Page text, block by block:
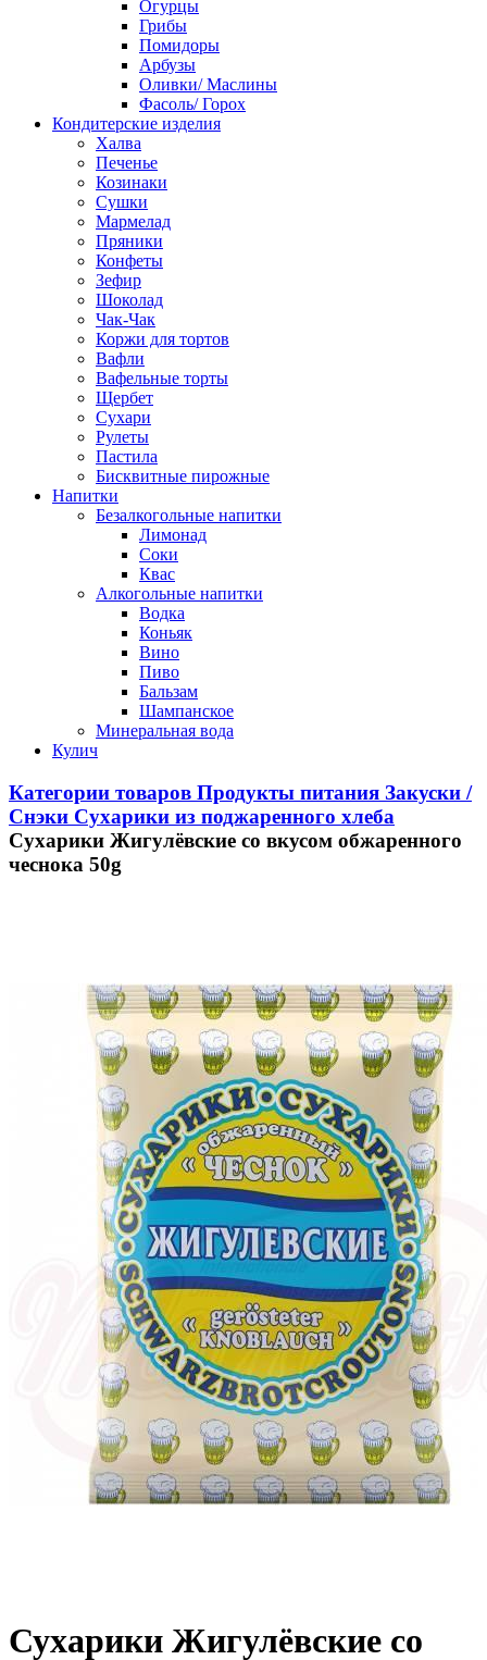
Огурцы
Грибы
Помидоры
Арбузы
Оливки/ Маслины
Фасоль/ Горох
Кондитерские изделия
Халва
Печенье
Козинаки
Сушки
Мармелад
Пряники
Конфеты
Зефир
Шоколад
Чак-Чак
Коржи для тортов
Вафли
Вафельные торты
Щербет
Сухари
Рулеты
Пастила
Бисквитные пирожные
Напитки
Безалкогольные напитки
Лимонад
Соки
Квас
Алкогольные напитки
Водка
Коньяк
Вино
Пиво
Бальзам
Шампанское
Минеральная вода
Кулич
Категории товаров Продукты питания Закуски /
Снэки Сухарики из поджаренного хлеба
Сухарики Жигулёвские со вкусом обжаренного
чеснока 50g
Сухарики Жигулёвские со